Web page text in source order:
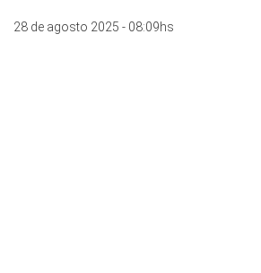
28 de agosto 2025 - 08:09hs